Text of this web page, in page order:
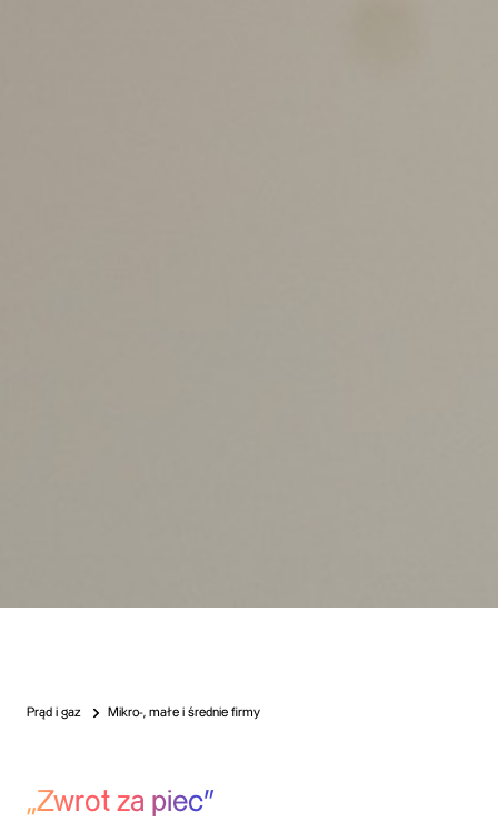
Prąd i gaz Mikro-, małe i średnie firmy
„Zwrot za piec”